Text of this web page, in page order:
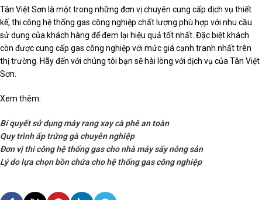
Tân Việt Sơn là một trong những đơn vị chuyên cung cấp dịch vụ thiết
kế, thi công hệ thống gas công nghiệp chất lượng phù hợp với nhu cầu
sử dụng của khách hàng để đem lại hiệu quả tốt nhất. Đặc biệt khách
còn được cung cấp gas công nghiệp với mức giá cạnh tranh nhất trên
thị trường. Hãy đến với chúng tôi bạn sẽ hài lòng với dịch vụ của Tân Việt
Sơn.
Xem thêm:
Bí quyết sử dụng máy rang xay cà phê an toàn
Quy trình ấp trứng gà chuyên nghiệp
Đơn vị thi công hệ thống gas cho nhà máy sấy nông sản
Lý do lựa chọn bồn chứa cho hệ thống gas công nghiệp